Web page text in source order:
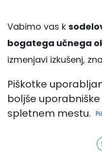
Vabimo vas k
bogatega učnega
izmenjavi izkušenj,
navdiha za celotno
vzgojiteljev in
prakse, ki so se
Piškotke
boljše
spletnem mestu.